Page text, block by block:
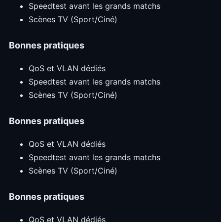
Speedtest avant les grands matchs
Scènes TV (Sport/Ciné)
Bonnes pratiques
QoS et VLAN dédiés
Speedtest avant les grands matchs
Scènes TV (Sport/Ciné)
Bonnes pratiques
QoS et VLAN dédiés
Speedtest avant les grands matchs
Scènes TV (Sport/Ciné)
Bonnes pratiques
QoS et VLAN dédiés